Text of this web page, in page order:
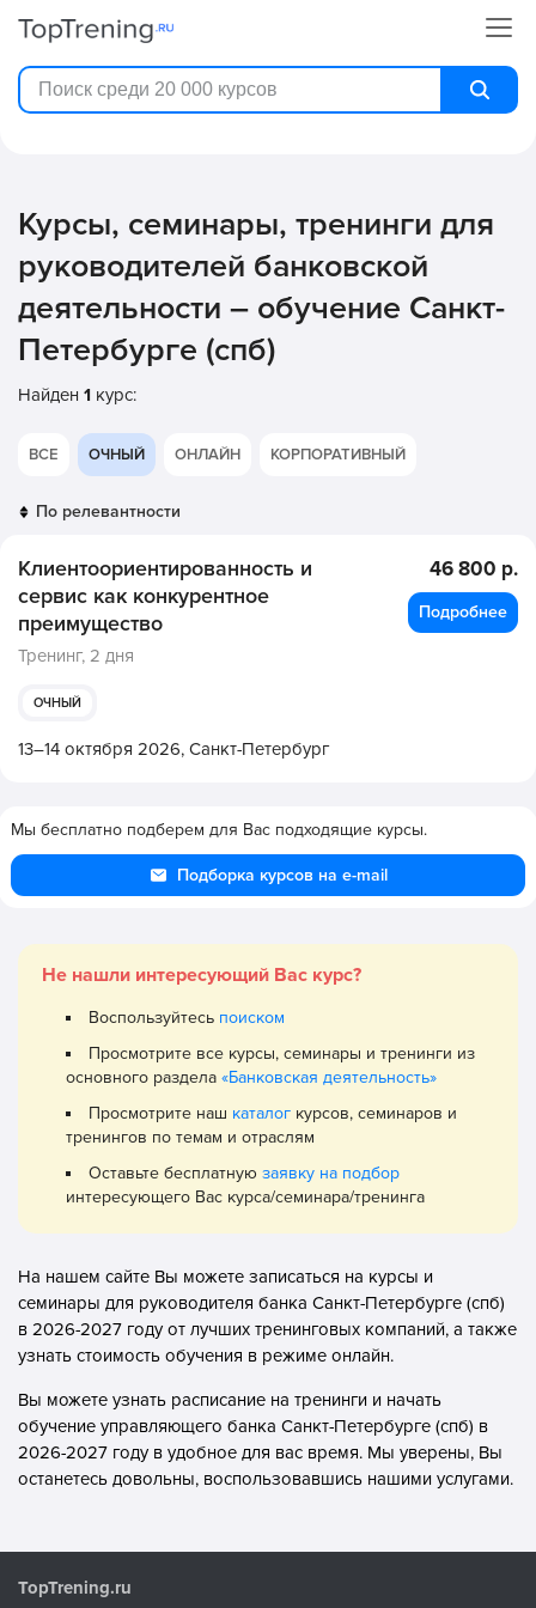
Курсы, семинары, тренинги для
руководителей банковской
деятельности – обучение Санкт-
Петербурге (спб)
Найден 1 курс:
ВСЕ ОЧНЫЙ ОНЛАЙН КОРПОРАТИВНЫЙ
Клиентоориентированность и
сервис как конкурентное
преимущество
Тренинг, 2 дня
ОЧНЫЙ
13–14 октября 2026, Санкт-Петербург
46 800 р.
Подробнее
Мы бесплатно подберем для Вас подходящие курсы.
Подборка курсов на e-mail
Не нашли интересующий Вас курс?
Воспользуйтесь поиском
Просмотрите все курсы, семинары и тренинги из
основного раздела «Банковская деятельность»
Просмотрите наш каталог курсов, семинаров и
тренингов по темам и отраслям
Оставьте бесплатнуюзаявку на подбор
интересующего Вас курса/семинара/тренинга
На нашем сайте Вы можете записаться на курсы и
семинары для руководителя банка Санкт-Петербурге (спб)
в 2026-2027 году от лучших тренинговых компаний, а также
узнать стоимость обучения в режиме онлайн.
Вы можете узнать расписание на тренинги и начать
обучение управляющего банка Санкт-Петербурге (спб) в
2026-2027 году в удобное для вас время. Мы уверены, Вы
останетесь довольны, воспользовавшись нашими услугами.
TopTrening.ru